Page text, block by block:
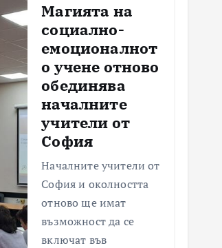
Магията на
социално-
емоционалнот
о учене отново
обединява
началните
учители от
София
Началните учители от
София и околността
отново ще имат
възможност да се
включат във